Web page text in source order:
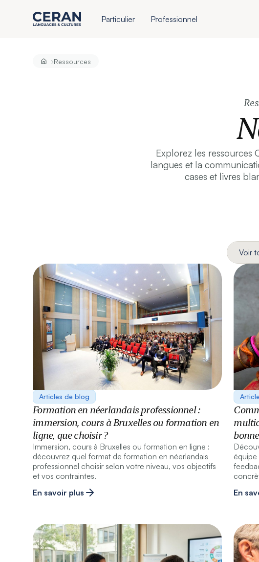
Particulier Professionnel
›Ressources
Explorez les ressources
langues et la
cases et livres
Voir
Articles de blog
Formation en néerlandais professionnel :
immersion, cours à Bruxelles ou formation en
ligne, que choisir ?
Immersion, cours à Bruxelles ou formation en ligne :
découvrez quel format de formation en néerlandais
professionnel choisir selon votre niveau, vos objectifs
et vos contraintes.
En savoir plus
En